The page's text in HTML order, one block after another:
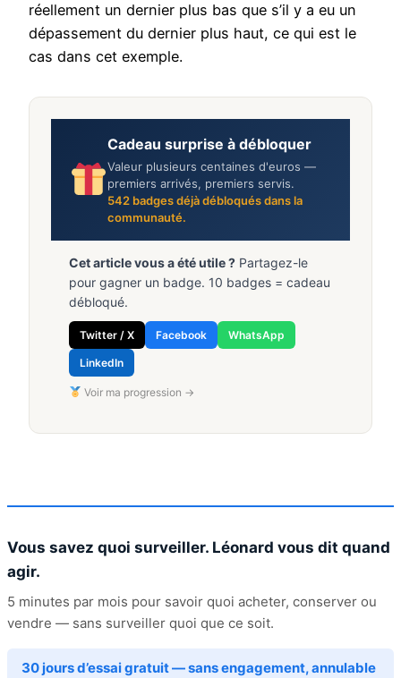
réellement un dernier plus bas que s’il y a eu un
dépassement du dernier plus haut, ce qui est le
cas dans cet exemple.
Cadeau surprise à débloquer
Valeur plusieurs centaines d'euros —
premiers arrivés, premiers servis.
542 badges déjà débloqués dans la
communauté.
Cet article vous a été utile ? Partagez-le
pour gagner un badge. 10 badges = cadeau
débloqué.
Twitter / X Facebook WhatsApp
LinkedIn
Voir ma progression →
Vous savez quoi surveiller. Léonard vous dit quand
agir.
5 minutes par mois pour savoir quoi acheter, conserver ou
vendre — sans surveiller quoi que ce soit.
30 jours d’essai gratuit — sans engagement, annulable